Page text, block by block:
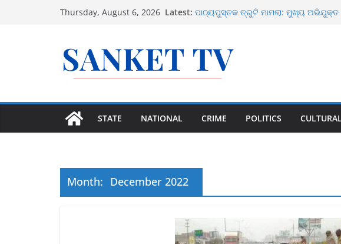
Thursday, August 6, 2026 Latest: ଜିଲ୍ଲା ଗସ୍ତ ରିପୋର୍ଟ ମାଗିଲେ ଉନ୍ନୟନ
ଶ୍ରୀମନ୍ଦିର ନକଲି ନିଯୁକ୍ତି ଠକେଇ, ମୁଖ୍ୟ
ବୀମା ବିନା ମିଳିବନି ପେଟ୍ରୋଲ,
ତାମିଲନାଡୁରେ ମହିଳାଙ୍କୁ ୮ ଗ୍ରାମ ସୁନା-
STATE NATIONAL CRIME POLITICS
Month: December 2022